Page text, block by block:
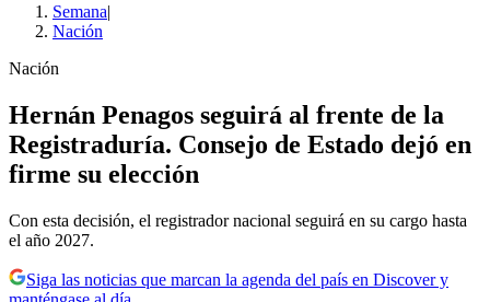
Semana|
Nación
Nación
Hernán Penagos seguirá al frente de la
Registraduría. Consejo de Estado dejó en
firme su elección
Con esta decisión, el registrador nacional seguirá en su cargo hasta
el año 2027.
Siga las noticias que marcan la agenda del país en Discover y